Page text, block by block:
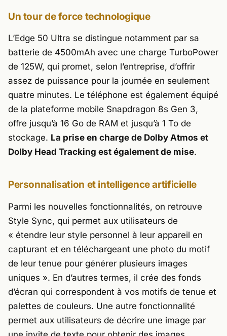
Un tour de force technologique
L’Edge 50 Ultra se distingue notamment par sa
batterie de 4500mAh avec une charge TurboPower
de 125W, qui promet, selon l’entreprise, d’offrir
assez de puissance pour la journée en seulement
quatre minutes. Le téléphone est également équipé
de la plateforme mobile Snapdragon 8s Gen 3,
offre jusqu’à 16 Go de RAM et jusqu’à 1 To de
stockage. La prise en charge de Dolby Atmos et
Dolby Head Tracking est également de mise.
Personnalisation et intelligence artificielle
Parmi les nouvelles fonctionnalités, on retrouve
Style Sync, qui permet aux utilisateurs de
« étendre leur style personnel à leur appareil en
capturant et en téléchargeant une photo du motif
de leur tenue pour générer plusieurs images
uniques ». En d’autres termes, il crée des fonds
d’écran qui correspondent à vos motifs de tenue et
palettes de couleurs. Une autre fonctionnalité
permet aux utilisateurs de décrire une image par